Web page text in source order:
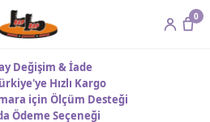
0
Değişim & İade
Hızlı Kargo
için Ölçüm Desteği
Ödeme Seçeneği